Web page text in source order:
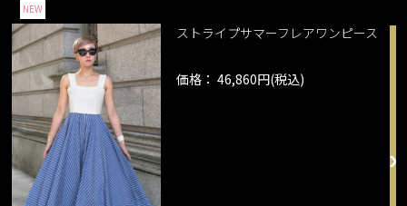
NEW
ストライプサマーフレアワンピース
価格： 46,860円(税込)